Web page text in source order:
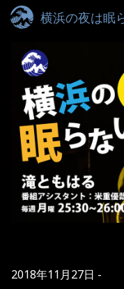
横浜の夜は眠
2018年11月27日